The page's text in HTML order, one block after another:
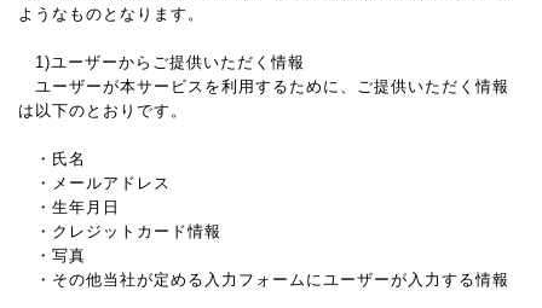
ようなものとなります。
1)ユーザーからご提供いただく情報
ユーザーが本サービスを利用するために、ご提供いただく情報
は以下のとおりです。
・氏名
・メールアドレス
・生年月日
・クレジットカード情報
・写真
・その他当社が定める入力フォームにユーザーが入力する情報